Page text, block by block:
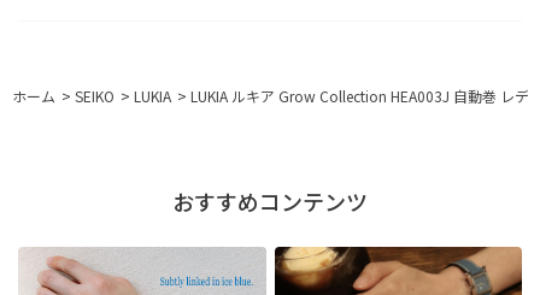
ホーム > SEIKO > LUKIA > LUKIA ルキア Grow Collection HEA003J 自動巻 レデ
おすすめコンテンツ